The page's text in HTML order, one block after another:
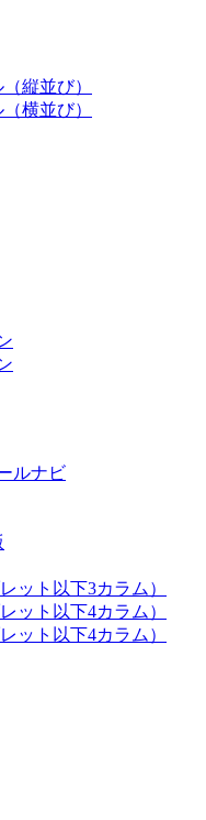
縦並び）
横並び）
ルナビ
ット以下3カラム）
ット以下4カラム）
ット以下4カラム）